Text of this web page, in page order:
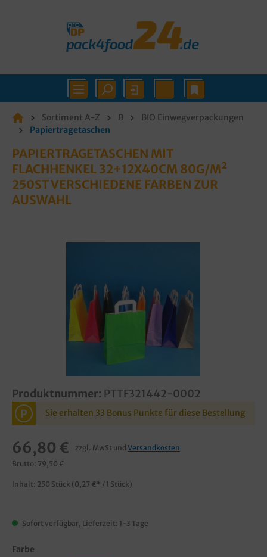
Sortiment A-Z B
BIO Einwegverpackungen
Papiertragetaschen
PAPIERTRAGETASCHEN MIT
FLACHHENKEL 32+12X40CM 80G/M²
250ST VERSCHIEDENE FARBEN ZUR
AUSWAHL
Produktnummer: PTTF321442-0002
P Sie erhalten 33 Bonus Punkte für diese Bestellung
66,80 € zzgl. MwSt und Versandkosten
Brutto: 79,50 €
Inhalt: 250 Stück (0,27 €* / 1 Stück)
Sofort verfügbar, Lieferzeit: 1-3 Tage
Farbe